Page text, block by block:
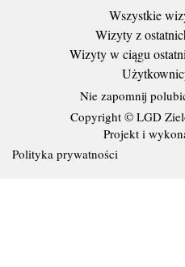
Wszystkie
Wizyty z
Wizyty w ciągu
Nie zapomnij
Copyright © LGD
Projekt i
Polityka prywatności